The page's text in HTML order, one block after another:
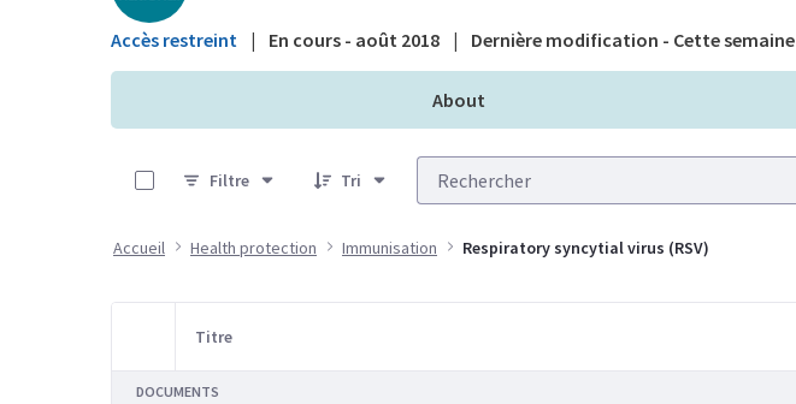
Accès restreint | En cours - août 2018 | Dernière modification - Cette semaine
About
Filtre
Tri
Accueil Health protection Immunisation Respiratory syncytial virus (RSV)
Sélection d'article
Titre
DOCUMENTS